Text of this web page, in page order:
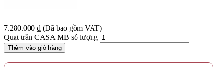
7.280.000 ₫ (Đã bao gồm VAT)
Quạt trần CASA MB số lượng
Thêm vào giỏ hàng